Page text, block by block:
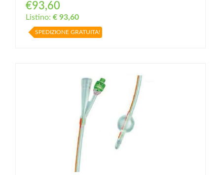
€93,60
Listino: € 93,60
SPEDIZIONE GRATUITA!